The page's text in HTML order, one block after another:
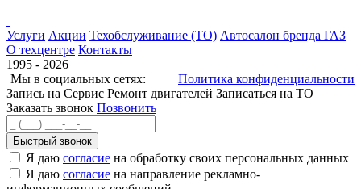
Услуги Акции Техобслуживание (ТО) Автосалон бренда ГАЗ
О техцентре Контакты
1995 - 2026
Мы в социальных сетях:
Политика конфиденциальности
Запись на Сервис Ремонт двигателей Записаться на ТО
Заказать звонок Позвонить
Быстрый звонок
Я даю согласие на обработку своих персональных данных
Я даю согласие на направление рекламно-